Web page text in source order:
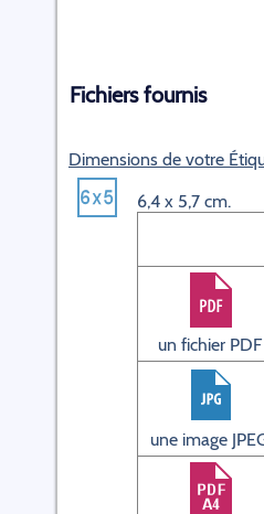
Fichiers fournis
Dimensions de votre
6,4 x 5,7 cm.
un fichier PDF
une image